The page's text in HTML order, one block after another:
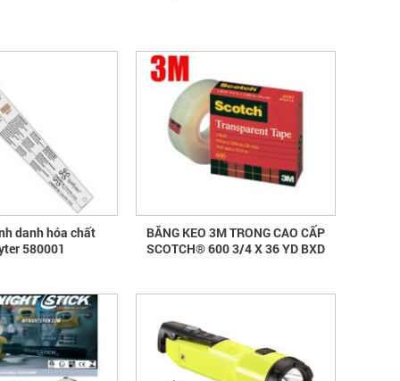
danh hóa chất
580001
BĂNG KEO 3M TRONG CAO CẤP
SCOTCH® 600 3/4 X 36 YD BXD